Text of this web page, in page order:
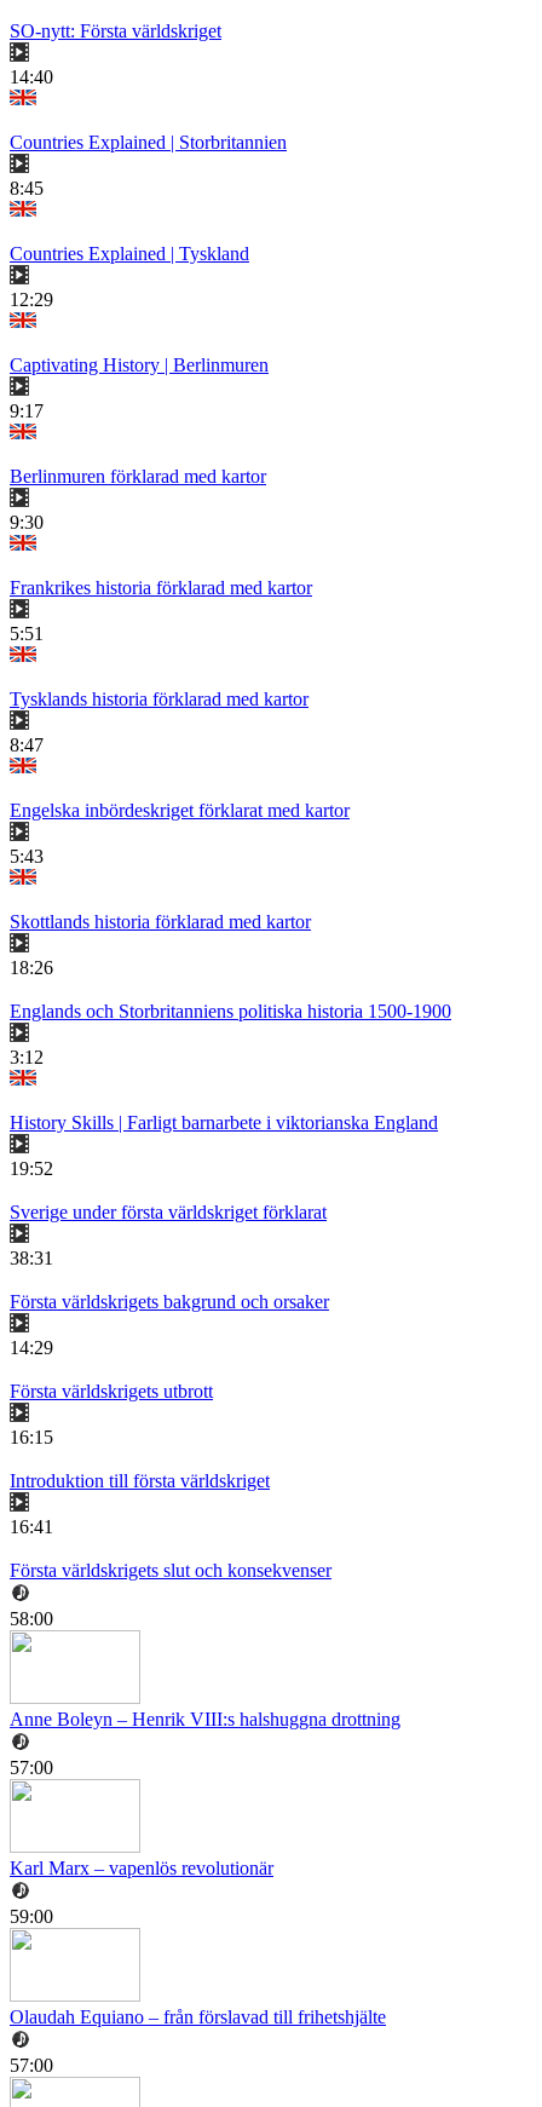
SO-nytt: Första världskriget
14:40
Countries Explained | Storbritannien
8:45
Countries Explained | Tyskland
12:29
Captivating History | Berlinmuren
9:17
Berlinmuren förklarad med kartor
9:30
Frankrikes historia förklarad med kartor
5:51
Tysklands historia förklarad med kartor
8:47
Engelska inbördeskriget förklarat med kartor
5:43
Skottlands historia förklarad med kartor
18:26
Englands och Storbritanniens politiska historia 1500-1900
3:12
History Skills | Farligt barnarbete i viktorianska England
19:52
Sverige under första världskriget förklarat
38:31
Första världskrigets bakgrund och orsaker
14:29
Första världskrigets utbrott
16:15
Introduktion till första världskriget
16:41
Första världskrigets slut och konsekvenser
58:00
Anne Boleyn – Henrik VIII:s halshuggna drottning
57:00
Karl Marx – vapenlös revolutionär
59:00
Olaudah Equiano – från förslavad till frihetshjälte
57:00